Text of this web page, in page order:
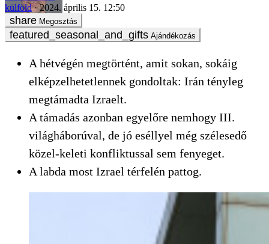
külföld
2024. április 15. 12:50
Megosztás
Ajándékozás
A hétvégén megtörtént, amit sokan, sokáig
elképzelhetetlennek gondoltak: Irán tényleg
megtámadta Izraelt.
A támadás azonban egyelőre nemhogy III.
világháborúval, de jó eséllyel még szélesedő
közel-keleti konfliktussal sem fenyeget.
A labda most Izrael térfelén pattog.